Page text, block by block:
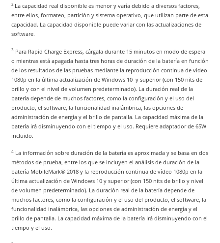
2 La capacidad real disponible es menor y varía debido a diversos factores,
entre ellos, formateo, partición y sistema operativo, que utilizan parte de esta
capacidad. La capacidad disponible puede variar con las actualizaciones de
software.
3 Para Rapid Charge Express, cárgala durante 15 minutos en modo de espera
o mientras está apagada hasta tres horas de duración de la batería en función
de los resultados de las pruebas mediante la reproducción continua de video
1080p en la última actualización de Windows 10 y superior (con 150 nits de
brillo y con el nivel de volumen predeterminado). La duración real de la
batería depende de muchos factores, como la configuración y el uso del
producto, el software, la funcionalidad inalámbrica, las opciones de
administración de energía y el brillo de pantalla. La capacidad máxima de la
batería irá disminuyendo con el tiempo y el uso. Requiere adaptador de 65W
incluido.
4La información sobre duración de la batería es aproximada y se basa en dos
métodos de prueba, entre los que se incluyen el análisis de duración de la
batería MobileMark® 2018 y la reproducción continua de vídeo 1080p en la
última actualización de Windows 10 y superior (con 150 nits de brillo y nivel
de volumen predeterminado). La duración real de la batería depende de
muchos factores, como la configuración y el uso del producto, el software, la
funcionalidad inalámbrica, las opciones de administración de energía y el
brillo de pantalla. La capacidad máxima de la batería irá disminuyendo con el
tiempo y el uso.